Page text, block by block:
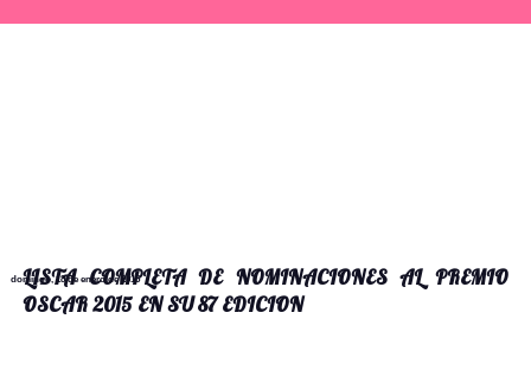
domingo, 18 de enero de 2015
LISTA COMPLETA DE NOMINACIONES AL PREMIO
OSCAR 2015 EN SU 87 EDICION